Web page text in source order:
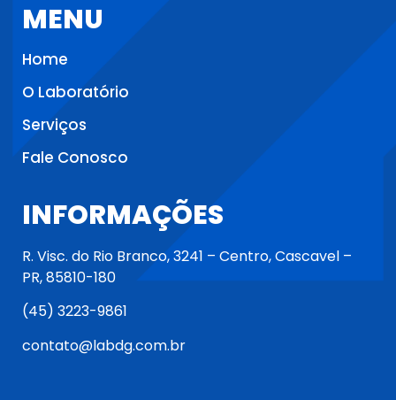
MENU
Home
O Laboratório
Serviços
Fale Conosco
INFORMAÇÕES
R. Visc. do Rio Branco, 3241 – Centro, Cascavel –
PR, 85810-180
(45) 3223-9861
contato@labdg.com.br